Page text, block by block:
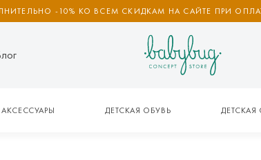
-10% КО ВСЕМ СКИДКАМ НА САЙТЕ ПРИ
АКСЕССУАРЫ ДЕТСКАЯ ОБУВЬ ДЕТСКАЯ